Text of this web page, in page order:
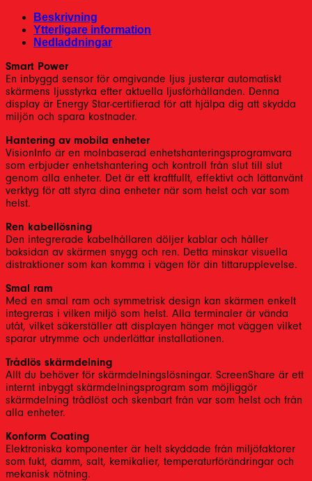
Beskrivning
Ytterligare information
Nedladdningar
Smart Power
En inbyggd sensor för omgivande ljus justerar automatiskt
skärmens ljusstyrka efter aktuella ljusförhållanden. Denna
display är Energy Star-certifierad för att hjälpa dig att skydda
miljön och spara kostnader.
Hantering av mobila enheter
VisionInfo är en molnbaserad enhetshanteringsprogramvara
som erbjuder enhetshantering och kontroll från slut till slut
genom alla enheter. Det är ett kraftfullt, effektivt och lättanvänt
verktyg för att styra dina enheter när som helst och var som
helst.
Ren kabellösning
Den integrerade kabelhållaren döljer kablar och håller
baksidan av skärmen snygg och ren. Detta minskar visuella
distraktioner som kan komma i vägen för din tittarupplevelse.
Smal ram
Med en smal ram och symmetrisk design kan skärmen enkelt
integreras i vilken miljö som helst. Alla terminaler är vända
utåt, vilket säkerställer att displayen hänger mot väggen vilket
sparar utrymme och underlättar installationen.
Trådlös skärmdelning
Allt du behöver för skärmdelningslösningar. ScreenShare är ett
internt inbyggt skärmdelningsprogram som möjliggör
skärmdelning trådlöst och skenbart från var som helst och från
alla enheter.
Konform Coating
Elektroniska komponenter är helt skyddade från miljöfaktorer
som fukt, damm, salt, kemikalier, temperaturförändringar och
mekanisk nötning.